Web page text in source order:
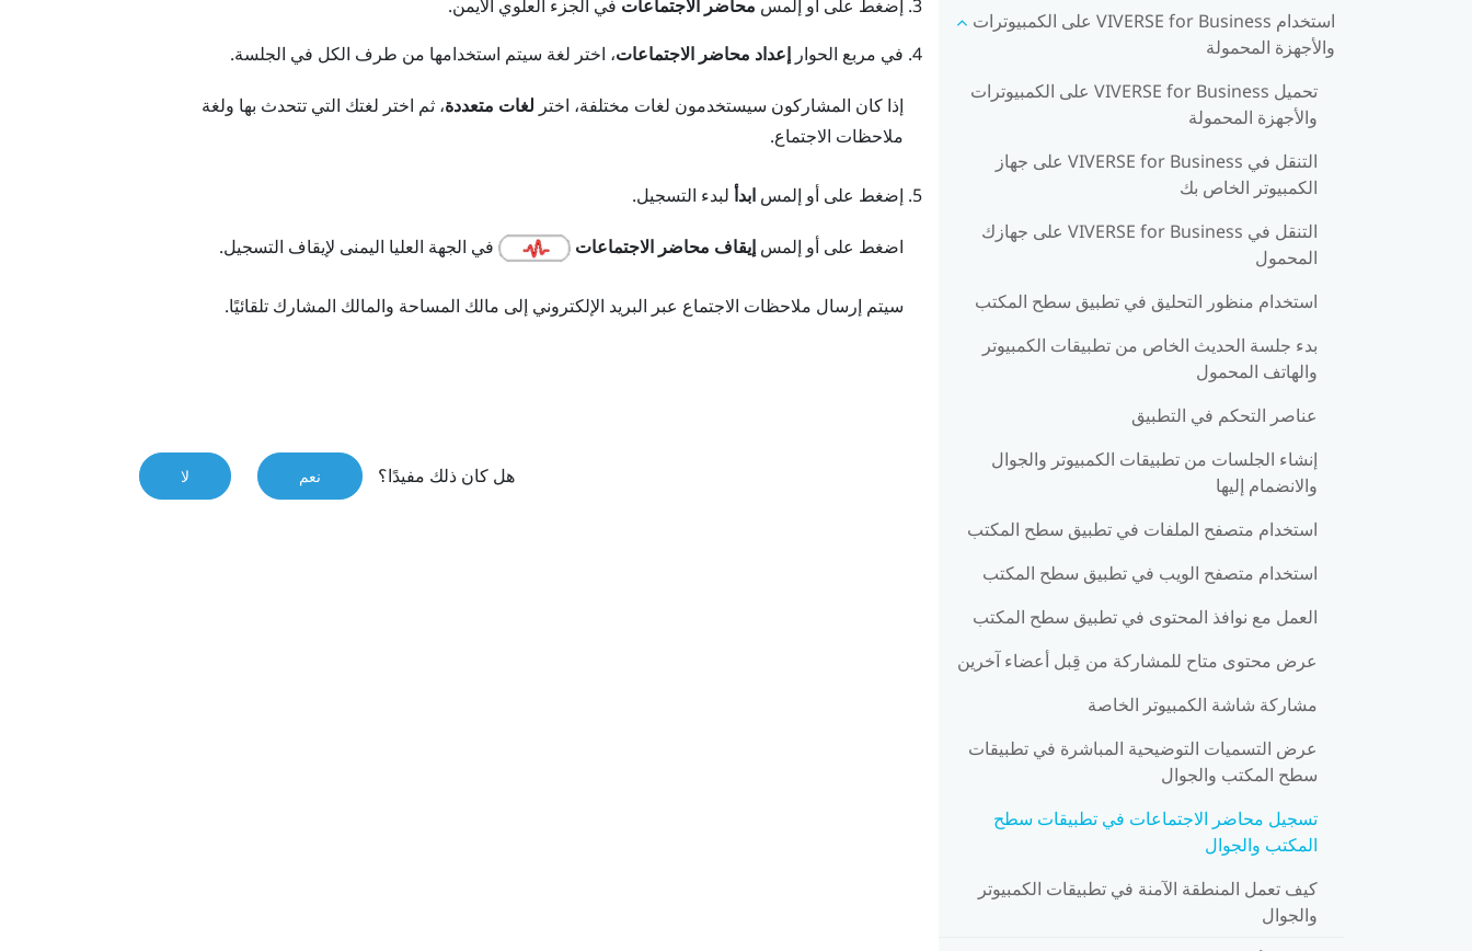
استخدام VIVERSE for Business على الكمبيوترات
والأجهزة المحمولة
تحميل VIVERSE for Business على الكمبيوترات
والأجهزة المحمولة
التنقل في VIVERSE for Business على جهاز
الكمبيوتر الخاص بك
التنقل في VIVERSE for Business على جهازك
المحمول
استخدام منظور التحليق في تطبيق سطح المكتب
بدء جلسة الحديث الخاص من تطبيقات الكمبيوتر
والهاتف المحمول
عناصر التحكم في التطبيق
إنشاء الجلسات من تطبيقات الكمبيوتر والجوال
والانضمام إليها
استخدام متصفح الملفات في تطبيق سطح المكتب
استخدام متصفح الويب في تطبيق سطح المكتب
العمل مع نوافذ المحتوى في تطبيق سطح المكتب
عرض محتوى متاح للمشاركة من قِبل أعضاء آخرين
مشاركة شاشة الكمبيوتر الخاصة
عرض التسميات التوضيحية المباشرة في تطبيقات
سطح المكتب والجوال
تسجيل محاضر الاجتماعات في تطبيقات سطح
المكتب والجوال
كيف تعمل المنطقة الآمنة في تطبيقات الكمبيوتر
والجوال
إضغط على أو إلمس محاضر الاجتماعات في الجزء العلوي الأيمن.
في مربع الحوار إعداد محاضر الاجتماعات، اختر لغة سيتم استخدامها من طرف الكل في الجلسة.
إذا كان المشاركون سيستخدمون لغات مختلفة، اختر لغات متعددة، ثم اختر لغتك التي تتحدث بها ولغة
ملاحظات الاجتماع.
إضغط على أو إلمس ابدألبدء التسجيل.
اضغط على أو إلمس إيقاف محاضر الاجتماعات في الجهة العليا اليمنى لإيقاف التسجيل.
سيتم إرسال ملاحظات الاجتماع عبر البريد الإلكتروني إلى مالك المساحة والمالك المشارك تلقائيًا.
هل كان ذلك مفيدًا؟ نعم لا